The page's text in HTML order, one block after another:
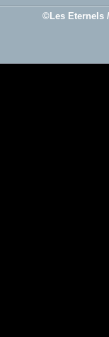
©Les Eternels